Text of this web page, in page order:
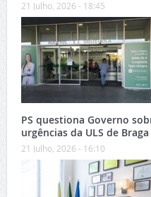
21 Julho, 2026 - 18:45
PS questiona Governo
urgências da ULS de Braga
21 Julho, 2026 - 16:10